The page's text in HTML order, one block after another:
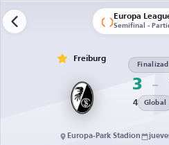
Europa
Semifinal -
Freiburg
3
4 Global
Europa-Park Stadion